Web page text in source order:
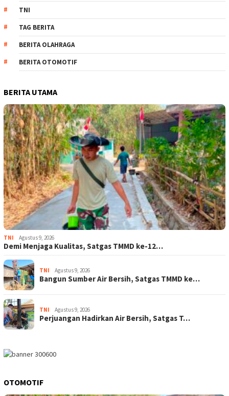
TNI
TAG BERITA
BERITA OLAHRAGA
BERITA OTOMOTIF
BERITA UTAMA
TNI Agustus 9, 2026
Demi Menjaga Kualitas, Satgas TMMD ke-12…
TNI Agustus 9, 2026
Bangun Sumber Air Bersih, Satgas TMMD ke…
TNI Agustus 9, 2026
Perjuangan Hadirkan Air Bersih, Satgas T…
OTOMOTIF